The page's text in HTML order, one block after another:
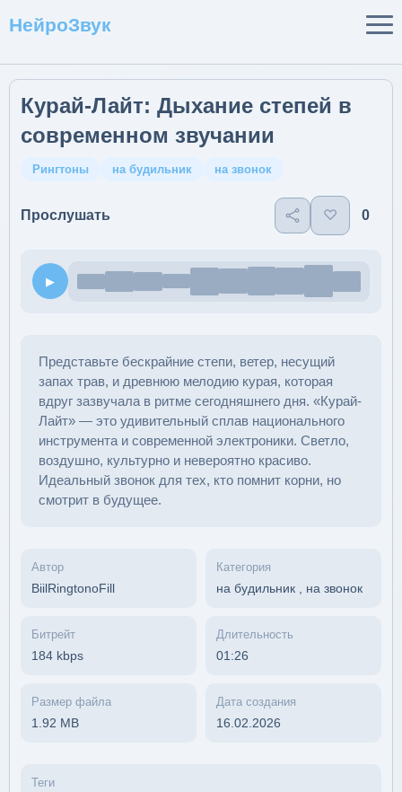
НейроЗвук
Курай-Лайт: Дыхание степей в
современном звучании
Рингтоны на будильник на звонок
Прослушать ♡ 0
▶
Представьте бескрайние степи, ветер, несущий
запах трав, и древнюю мелодию курая, которая
вдруг зазвучала в ритме сегодняшнего дня. «Курай-
Лайт» — это удивительный сплав национального
инструмента и современной электроники. Светло,
воздушно, культурно и невероятно красиво.
Идеальный звонок для тех, кто помнит корни, но
смотрит в будущее.
Автор
BiilRingtonoFill
Категория
на будильник, на звонок
Битрейт
184 kbps
Длительность
01:26
Размер файла
1.92 MB
Дата создания
16.02.2026
Теги